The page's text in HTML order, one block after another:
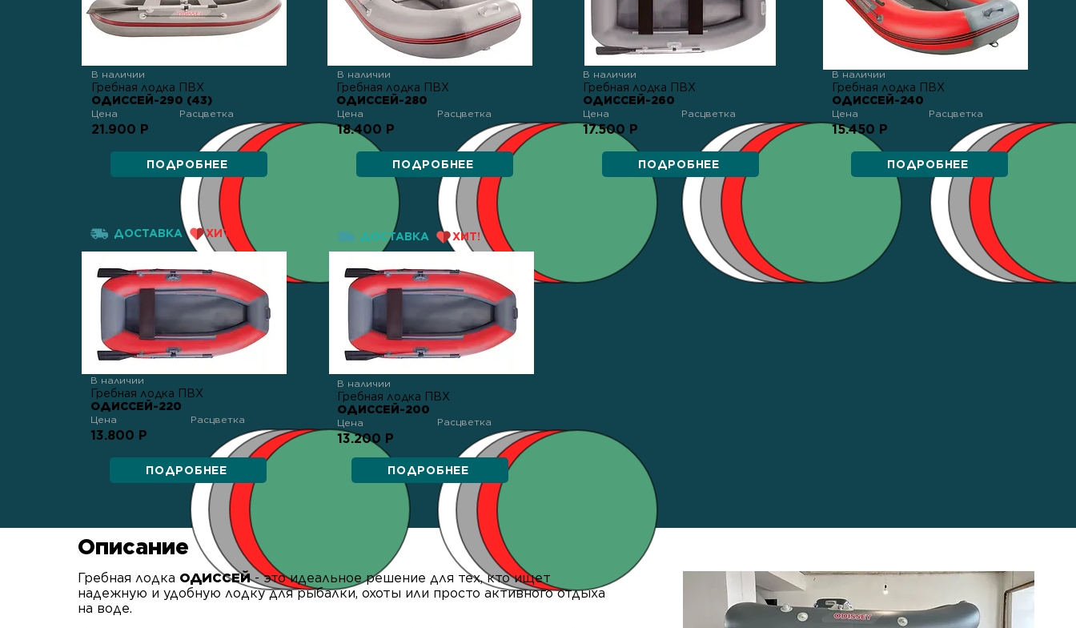
В наличии
Гребная лодка ПВХ
ОДИССЕЙ-290 (43)
Цена Расцветка
21.900 Р
ПОДРОБНЕЕ
В наличии
Цена
18.400 Р
Гребная лодка ПВХ
ОДИССЕЙ-280
Расцветка
ПОДРОБНЕЕ
В наличии
Гребная лодка ПВХ
ОДИССЕЙ-260
Цена Расцветка
17.500 Р
ПОДРОБНЕЕ
В наличии
Гребная лодка ПВХ
ОДИССЕЙ-240
Цена
15.450 Р
Расцветка
ПОДРОБНЕЕ
ДОСТАВКА ХИТ!
В наличии
Гребная лодка ПВХ
ОДИССЕЙ-220
Цена Расцветка
13.800 Р
ПОДРОБНЕЕ
ДОСТАВКА ХИТ!
В наличии
Гребная лодка ПВХ
ОДИССЕЙ-200
Цена Расцветка
13.200 Р
ПОДРОБНЕЕ
Описание
Гребная лодка ОДИССЕЙ- это идеальное решение для тех, кто ищет
надежную и удобную лодку для рыбалки, охоты или просто активного отдыха
на воде.